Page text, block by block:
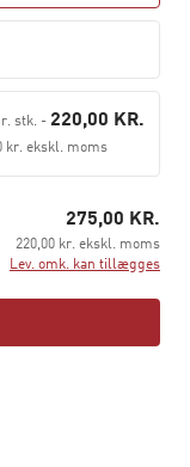
og samtidig at
stk.- 220,00 KR.
kr. ekskl. moms
275,00 KR.
220,00 kr. ekskl. moms
Lev. omk. kan tillægges